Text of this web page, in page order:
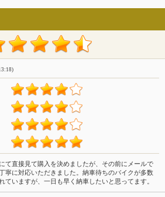
て直接見て購入を決めましたが、その前にメールで
寧に対応いただきました。納車待ちのバイクが多数
ていますが、一日も早く納車したいと思ってます。